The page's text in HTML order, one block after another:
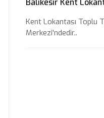
Balıkesir Kent
Kent Lokantası Toplu
Merkezi'ndedir..